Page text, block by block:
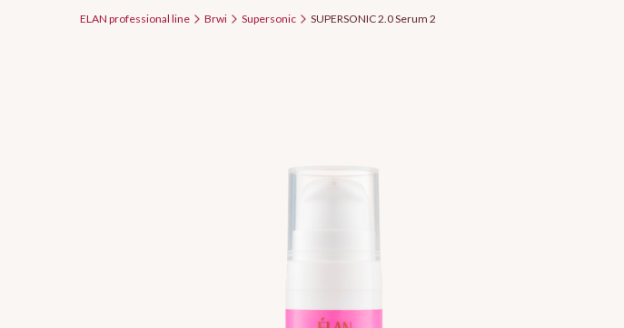
ELAN professional line Brwi Supersonic SUPERSONIC 2.0 Serum 2